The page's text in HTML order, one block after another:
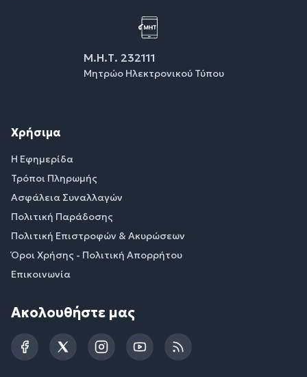
Μ.Η.Τ. 232111
Μητρώο Ηλεκτρονικού Τύπου
Χρήσιμα
Η Εφημερίδα
Τρόποι Πληρωμής
Ασφάλεια Συναλλαγών
Πολιτική Παράδοσης
Πολιτική Επιστροφών & Ακυρώσεων
Όροι Χρήσης - Πολιτική Απορρήτου
Επικοινωνία
Ακολουθήστε μας
FacebookTwitterInstagramYouTubeRSS